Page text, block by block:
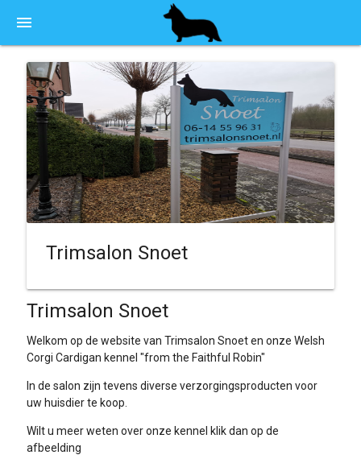
menu
Trimsalon Snoet
Trimsalon Snoet
Welkom op de website van Trimsalon Snoet en onze Welsh
Corgi Cardigan kennel "from the Faithful Robin"
In de salon zijn tevens diverse verzorgingsproducten voor
uw huisdier te koop.
Wilt u meer weten over onze kennel klik dan op de
afbeelding